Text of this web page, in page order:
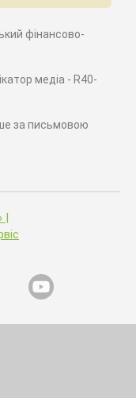
фінансово-
медіа - R40-
за письмовою